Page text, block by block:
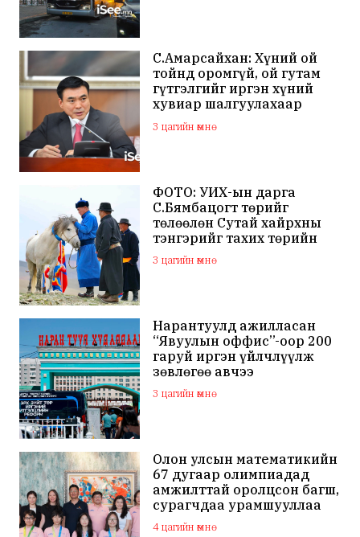
С.Амарсайхан: Хүний ой
тойнд оромгүй, ой гутам
гүтгэлгийг иргэн хүний
хувиар шалгуулахаар
хуулийн байгууллагад
хандсан
3 цагийн өмнө
ФОТО: УИХ-ын дарга
С.Бямбацогт төрийг
төлөөлөн Сутай хайрхны
тэнгэрийг тахих төрийн
тахилгад оролцлоо
3 цагийн өмнө
Нарантуулд ажилласан
“Явуулын оффис”-оор 200
гаруй иргэн үйлчлүүлж
зөвлөгөө авчээ
3 цагийн өмнө
Олон улсын математикийн
67 дугаар олимпиадад
амжилттай оролцсон багш,
сурагчдаа урамшууллаа
4 цагийн өмнө